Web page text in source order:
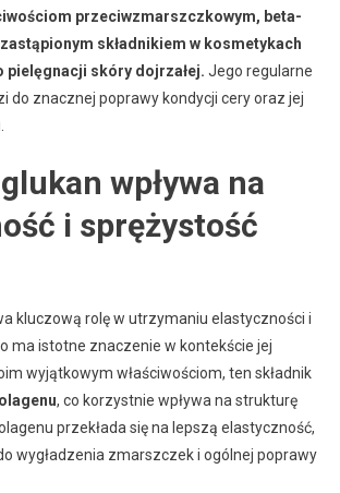
przeciwzmarszczkowym, beta-
składnikiem w kosmetykach
pielęgnacji skóry dojrzałej. Jego regularne
do znacznej poprawy kondycji cery oraz jej
wpływa na
i sprężystość
kluczową rolę w utrzymaniu elastyczności i
ma istotne znaczenie w kontekście jej
wyjątkowym właściwościom, ten składnik
, co korzystnie wpływa na strukturę
przekłada się na lepszą elastyczność,
wygładzenia zmarszczek i ogólnej poprawy